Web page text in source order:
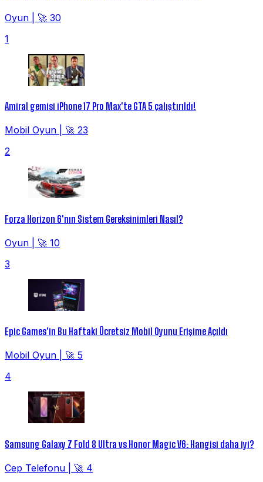
Oyun
🚀 30
1
Amiral gemisi iPhone 17 Pro Max'te GTA 5 çalıştırıldı!
Mobil Oyun
🚀 23
2
Forza Horizon 6'nın Sistem Gereksinimleri Nasıl?
Oyun
🚀 10
3
Epic Games'in Bu Haftaki Ücretsiz Mobil Oyunu Erişime Açıldı
Mobil Oyun
🚀 5
4
Samsung Galaxy Z Fold 8 Ultra vs Honor Magic V6: Hangisi daha iyi?
Cep Telefonu
🚀 4